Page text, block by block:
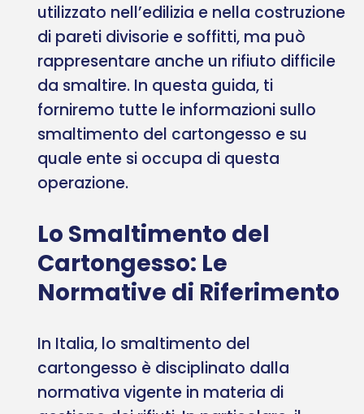
utilizzato nell’edilizia e nella costruzione
di pareti divisorie e soffitti, ma può
rappresentare anche un rifiuto difficile
da smaltire. In questa guida, ti
forniremo tutte le informazioni sullo
smaltimento del cartongesso e su
quale ente si occupa di questa
operazione.
Lo Smaltimento del
Cartongesso: Le
Normative di Riferimento
In Italia, lo smaltimento del
cartongesso è disciplinato dalla
normativa vigente in materia di